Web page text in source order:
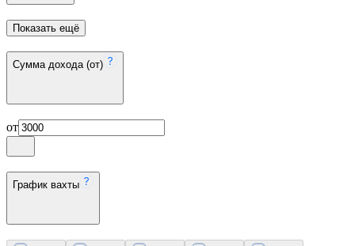
Показать ещё
Сумма дохода (от)
от
График вахты